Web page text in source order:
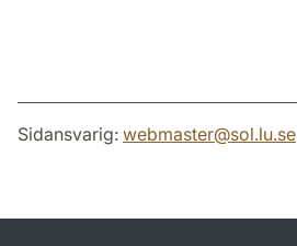
Sidansvarig: webmaster@sol.lu.se